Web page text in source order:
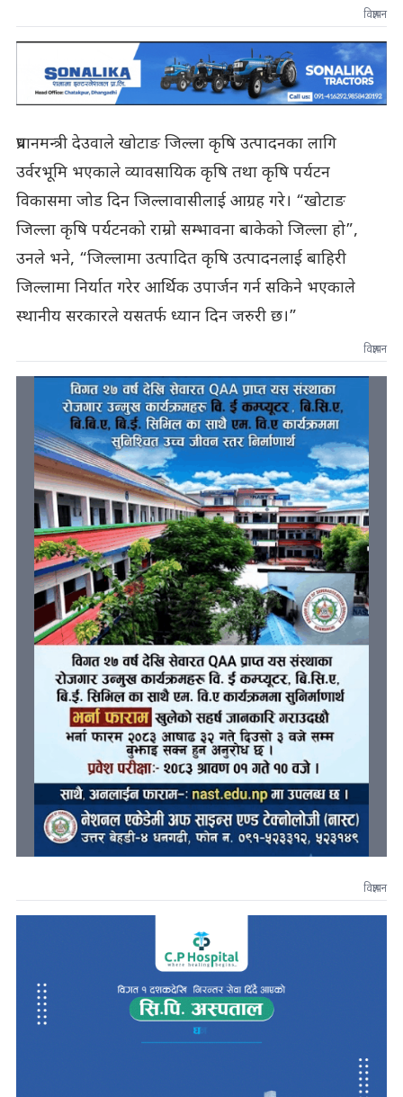
विज्ञापन
प्रधानमन्त्री देउवाले खोटाङ जिल्ला कृषि उत्पादनका लागि
उर्वरभूमि भएकाले व्यावसायिक कृषि तथा कृषि पर्यटन
विकासमा जोड दिन जिल्लावासीलाई आग्रह गरे। “खोटाङ
जिल्ला कृषि पर्यटनको राम्रो सम्भावना बाकेको जिल्ला हो”,
उनले भने, “जिल्लामा उत्पादित कृषि उत्पादनलाई बाहिरी
जिल्लामा निर्यात गरेर आर्थिक उपार्जन गर्न सकिने भएकाले
स्थानीय सरकारले यसतर्फ ध्यान दिन जरुरी छ।”
विज्ञापन
विज्ञापन